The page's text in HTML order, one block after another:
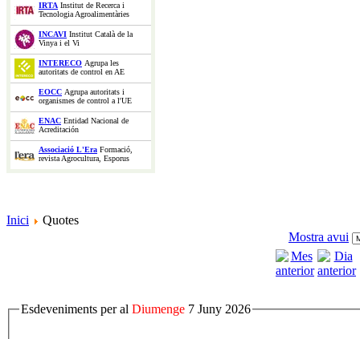
IRTA Institut de Recerca i
Tecnologia Agroalimentàries
INCAVI Institut Català de la
Vinya i el Vi
INTERECO Agrupa les
autoritats de control en AE
EOCC Agrupa autoritats i
organismes de control a l'UE
ENAC Entidad Nacional de
Acreditación
Associació L'Era Formació,
revista Agrocultura, Esporus
Inici
Quotes
Mostra avui
Esdeveniments per al Diumenge 7 Juny 2026